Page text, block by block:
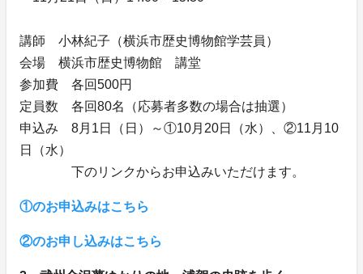
講師 小林紀子（横浜市歴史博物館学芸員）
会場 横浜市歴史博物館 講堂
参加費 各回500円
定員数 各回80名（応募者多数の場合は抽選）
申込み 8月1日（日）～①10月20日（水）、②11月10
日（水）
下のリンクからお申込みいただけます。
①のお申込みはこちら
②のお申し込みはこちら